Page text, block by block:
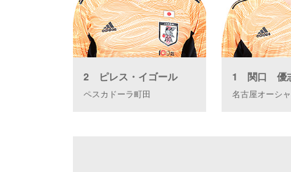
2 ピレス・イゴール
ペスカドーラ町田
1 関口 優
名古屋オーシ